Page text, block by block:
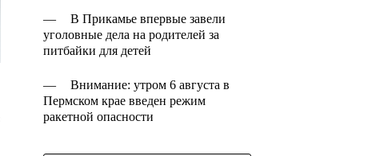
—
В Прикамье впервые завели
уголовные дела на родителей за
питбайки для детей
—
Внимание: утром 6 августа в
Пермском крае введен режим
ракетной опасности